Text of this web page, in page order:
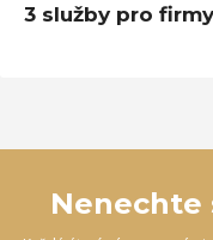
3 služby pro
Nenechte